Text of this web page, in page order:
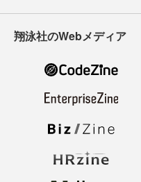
翔泳社のWebメディア